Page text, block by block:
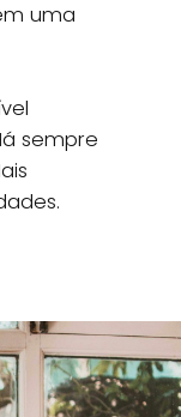
uma
sempre